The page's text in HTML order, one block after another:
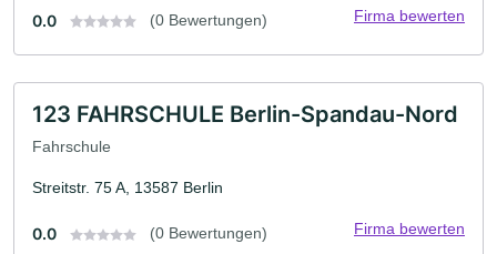
0.0 (0 Bewertungen) Firma bewerten
123 FAHRSCHULE Berlin-Spandau-Nord
Fahrschule
Streitstr. 75 A, 13587 Berlin
0.0 (0 Bewertungen) Firma bewerten